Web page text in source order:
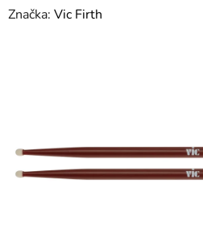
Značka: Vic Firth